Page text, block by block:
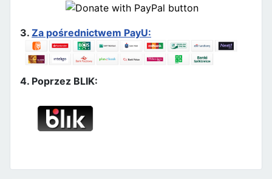
3. Za pośrednictwem PayU:
4. Poprzez BLIK: